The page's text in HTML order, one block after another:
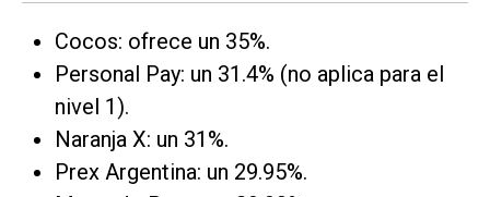
Cocos: ofrece un 35%.
Personal Pay: un 31.4% (no aplica para el
nivel 1).
Naranja X: un 31%.
Prex Argentina: un 29.95%.